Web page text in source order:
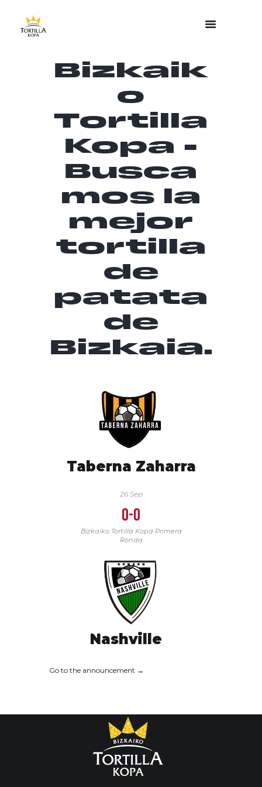
Bizkaik
o
Tortilla
Kopa -
Busca
mos la
mejor
tortilla
de
patata
de
Bizkaia.
Taberna Zaharra
26 Sep
0-0
Bizkaiko Tortilla Kopa Primera
Ronda
Nashville
Go to the announcement →